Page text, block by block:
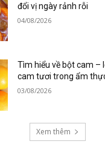
đổi vị ngày rảnh rỗi
04/08/2026
Tìm hiểu về bột cam –
cam tươi trong ẩm
03/08/2026
Xem thêm